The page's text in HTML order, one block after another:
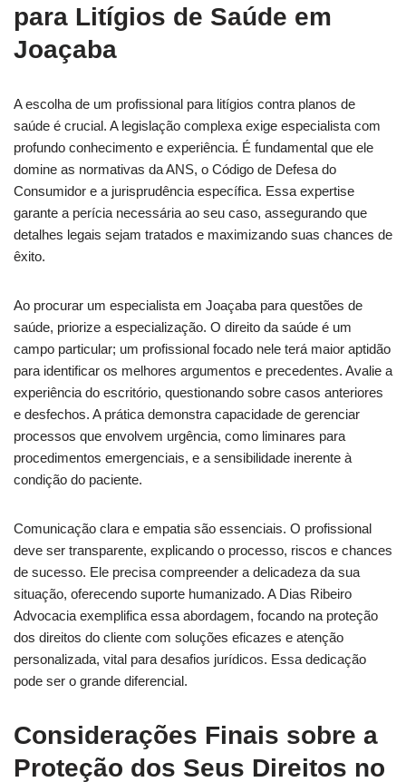
para Litígios de Saúde em
Joaçaba
A escolha de um profissional para litígios contra planos de
saúde é crucial. A legislação complexa exige especialista com
profundo conhecimento e experiência. É fundamental que ele
domine as normativas da ANS, o Código de Defesa do
Consumidor e a jurisprudência específica. Essa expertise
garante a perícia necessária ao seu caso, assegurando que
detalhes legais sejam tratados e maximizando suas chances de
êxito.
Ao procurar um especialista em Joaçaba para questões de
saúde, priorize a especialização. O direito da saúde é um
campo particular; um profissional focado nele terá maior aptidão
para identificar os melhores argumentos e precedentes. Avalie a
experiência do escritório, questionando sobre casos anteriores
e desfechos. A prática demonstra capacidade de gerenciar
processos que envolvem urgência, como liminares para
procedimentos emergenciais, e a sensibilidade inerente à
condição do paciente.
Comunicação clara e empatia são essenciais. O profissional
deve ser transparente, explicando o processo, riscos e chances
de sucesso. Ele precisa compreender a delicadeza da sua
situação, oferecendo suporte humanizado. A Dias Ribeiro
Advocacia exemplifica essa abordagem, focando na proteção
dos direitos do cliente com soluções eficazes e atenção
personalizada, vital para desafios jurídicos. Essa dedicação
pode ser o grande diferencial.
Considerações Finais sobre a
Proteção dos Seus Direitos no